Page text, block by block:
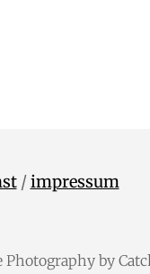
/impressum
Photography by